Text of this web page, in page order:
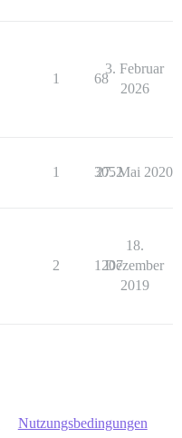
1 68
3. Februar
2026
1 3052
27. Mai 2020
2 1207
18.
Dezember
2019
Nutzungsbedingungen